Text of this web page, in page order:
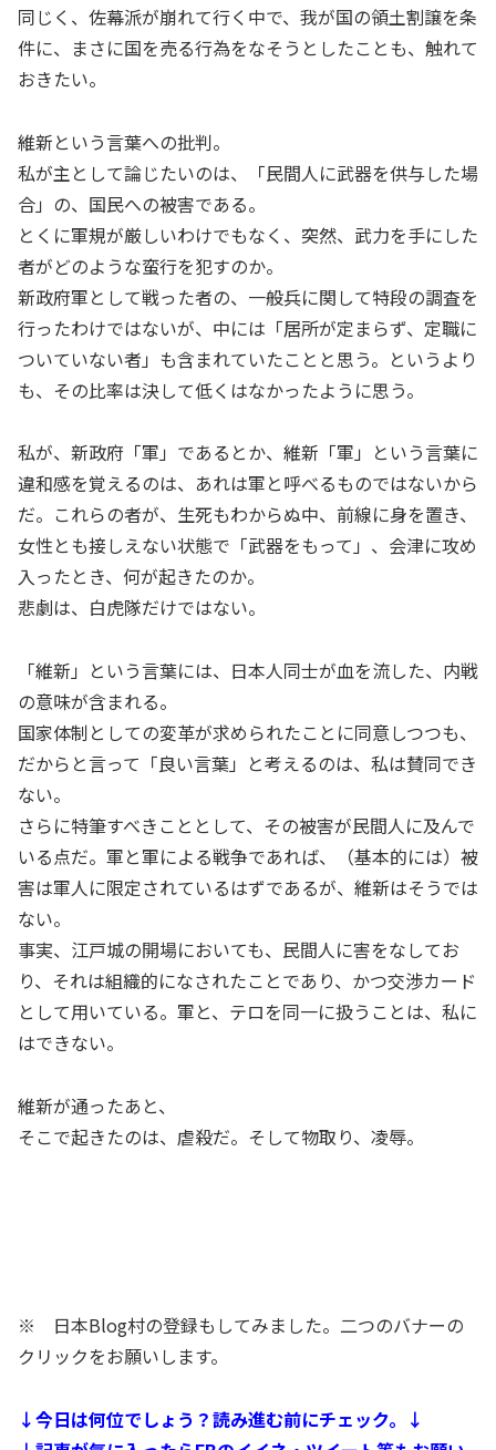
同じく、佐幕派が崩れて行く中で、我が国の領土割譲を条
件に、まさに国を売る行為をなそうとしたことも、触れて
おきたい。
維新という言葉への批判。
私が主として論じたいのは、「民間人に武器を供与した場
合」の、国民への被害である。
とくに軍規が厳しいわけでもなく、突然、武力を手にした
者がどのような蛮行を犯すのか。
新政府軍として戦った者の、一般兵に関して特段の調査を
行ったわけではないが、中には「居所が定まらず、定職に
ついていない者」も含まれていたことと思う。というより
も、その比率は決して低くはなかったように思う。
私が、新政府「軍」であるとか、維新「軍」という言葉に
違和感を覚えるのは、あれは軍と呼べるものではないから
だ。これらの者が、生死もわからぬ中、前線に身を置き、
女性とも接しえない状態で「武器をもって」、会津に攻め
入ったとき、何が起きたのか。
悲劇は、白虎隊だけではない。
「維新」という言葉には、日本人同士が血を流した、内戦
の意味が含まれる。
国家体制としての変革が求められたことに同意しつつも、
だからと言って「良い言葉」と考えるのは、私は賛同でき
ない。
さらに特筆すべきこととして、その被害が民間人に及んで
いる点だ。軍と軍による戦争であれば、（基本的には）被
害は軍人に限定されているはずであるが、維新はそうでは
ない。
事実、江戸城の開場においても、民間人に害をなしてお
り、それは組織的になされたことであり、かつ交渉カード
として用いている。軍と、テロを同一に扱うことは、私に
はできない。
維新が通ったあと、
そこで起きたのは、虐殺だ。そして物取り、凌辱。
※ 日本Blog村の登録もしてみました。二つのバナーの
クリックをお願いします。
↓今日は何位でしょう？読み進む前にチェック。↓